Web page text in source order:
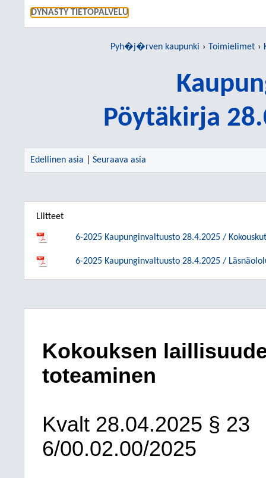
DYNASTY TIETOPALVELU
Pyh�j�rven kaupunki Toimielimet
Pöytäkirja
Edellinen asia Seuraava asia
Liitteet
6-2025 Kaupunginvaltuusto 28.4.2025 /
6-2025 Kaupunginvaltuusto 28.4.2025 /
Kokouksen
toteaminen
Kvalt 28.04.2025 § 23
6/00.02.00/2025